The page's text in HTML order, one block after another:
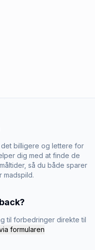
det billigere og lettere for
dig med at finde de
så du både sparer
madspild.
til forbedringer direkte til
formularen